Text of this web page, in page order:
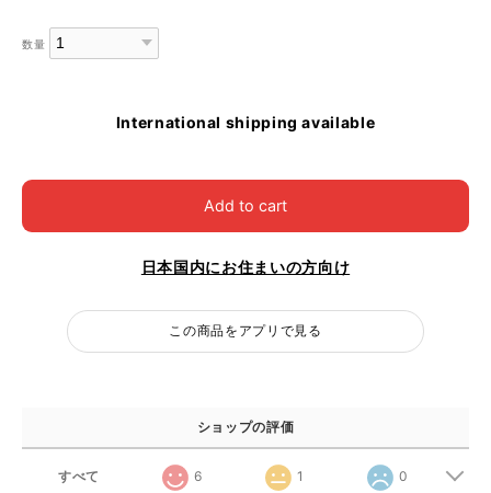
数量
International shipping available
Add to cart
日本国内にお住まいの方向け
この商品をアプリで見る
ショップの評価
すべて 6 1 0